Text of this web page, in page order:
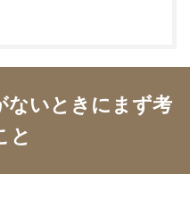
ないときにまず考
と